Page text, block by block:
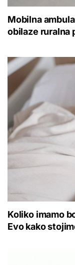
Mobilna
obilaze ruralna
Koliko imamo
Evo kako